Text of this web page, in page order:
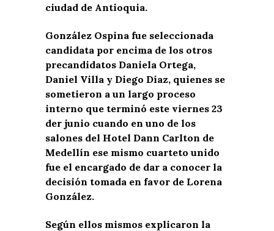
ciudad de Antioquia.
González Ospina fue seleccionada
candidata por encima de los otros
precandidatos Daniela Ortega,
Daniel Villa y Diego Díaz, quienes se
sometieron a un largo proceso
interno que terminó este viernes 23
der junio cuando en uno de los
salones del Hotel Dann Carlton de
Medellín ese mismo cuarteto unido
fue el encargado de dar a conocer la
decisión tomada en favor de Lorena
González.
Según ellos mismos explicaron la